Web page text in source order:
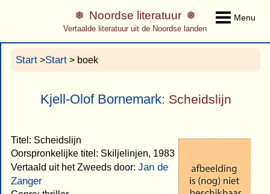
Menu
Noordse literatuur
Vertaalde literatuur uit de Noordse landen
Start >Start > boek
Kjell-Olof Bornemark: Scheidslijn
Titel: Scheidslijn
Oorspronkelijke titel: Skiljelinjen, 1983
Vertaald uit het Zweeds door: Jan de
Zanger